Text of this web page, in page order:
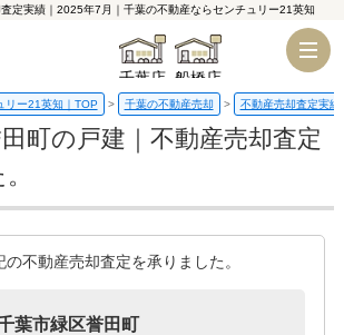
定実績｜2025年7月｜千葉の不動産ならセンチュリー21英知
千葉店 船橋店
リー21英知｜TOP 千葉の不動産売却 不動産売却査定実績
町の戸建｜不動産売却査定
不動産売却査定を承りました。
葉市緑区誉田町